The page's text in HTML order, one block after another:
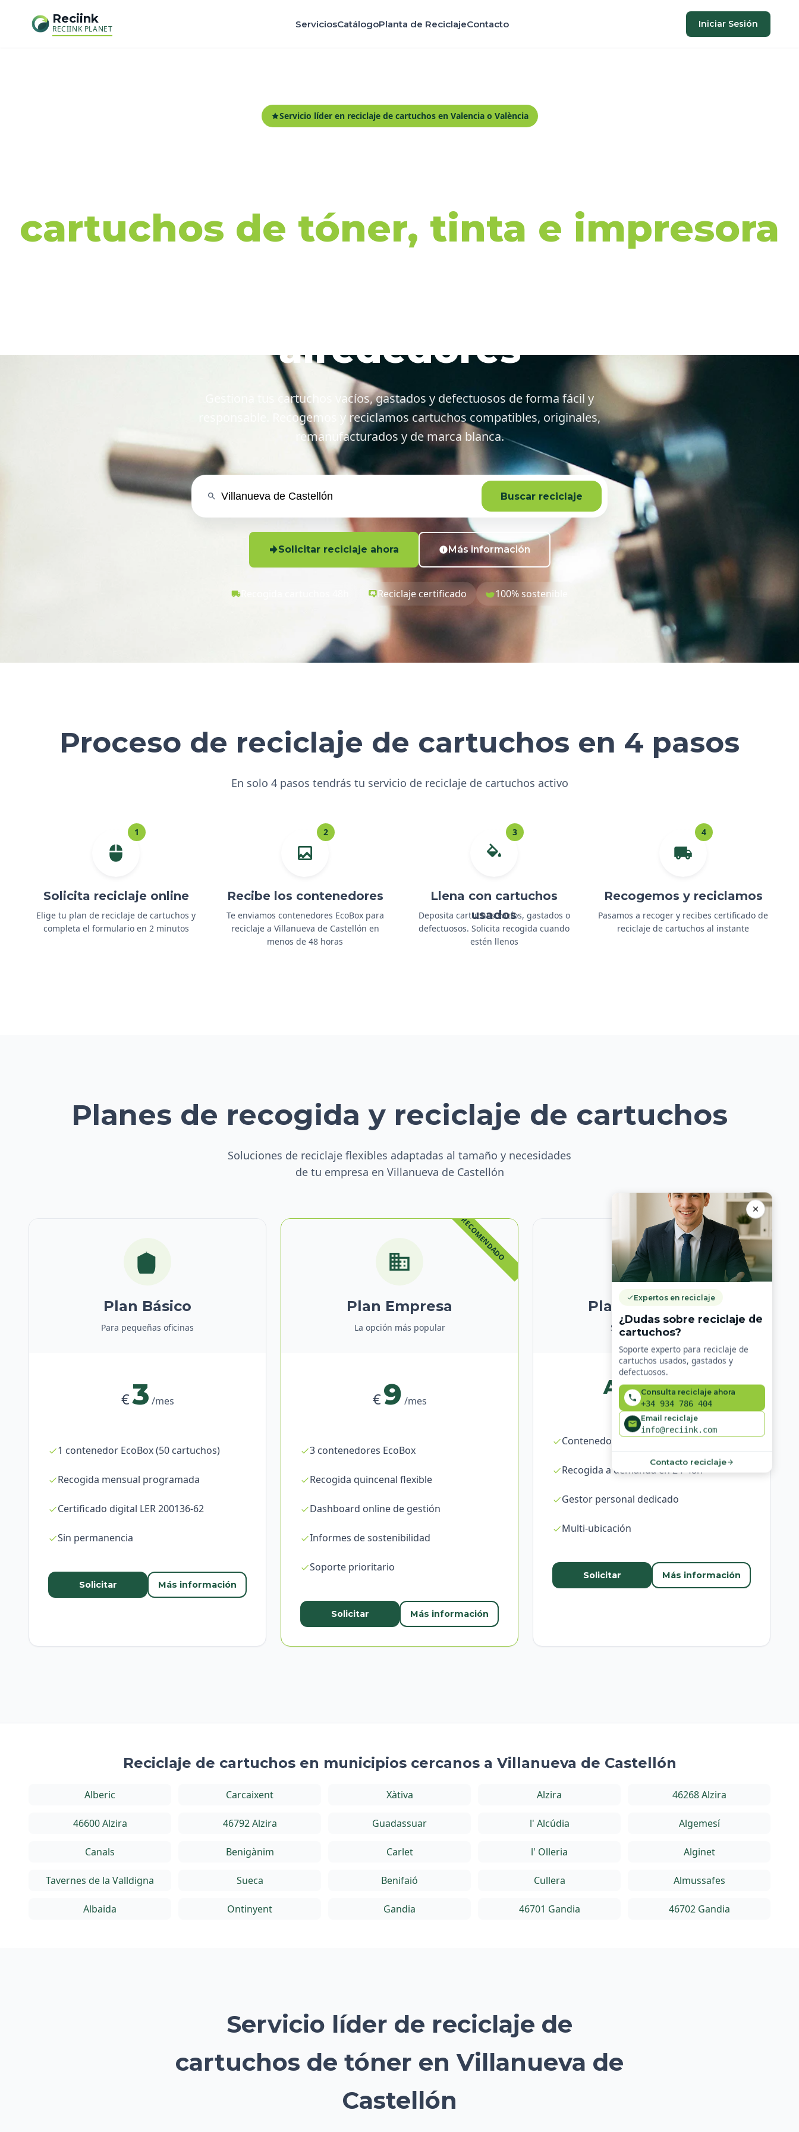
Reciink
RECIINK PLANET ServiciosCatálogoPlanta de ReciclajeContacto Iniciar Sesión
Servicio líder en reciclaje de cartuchos en Valencia o València
cartuchos de tóner, tinta e impresora
alrededores
Gestiona tus cartuchos vacíos, gastados y defectuosos de forma fácil y
responsable. Recogemos y reciclamos cartuchos compatibles, originales,
remanufacturados y de marca blanca.
Buscar reciclaje
Solicitar reciclaje ahora Más información
Reciclaje certificado 100% sostenible
Proceso de reciclaje de cartuchos en 4 pasos
En solo 4 pasos tendrás tu servicio de reciclaje de cartuchos activo
1
Solicita reciclaje online
Elige tu plan de reciclaje de cartuchos y
completa el formulario en 2 minutos
2
Recibe los contenedores
Te enviamos contenedores EcoBox para
reciclaje a Villanueva de Castellón en
menos de 48 horas
3
Llena con cartuchos
usados
Deposita cartuchos vacíos, gastados o
defectuosos. Solicita recogida cuando
estén llenos
4
Recogemos y reciclamos
Pasamos a recoger y recibes certificado de
reciclaje de cartuchos al instante
Planes de recogida y reciclaje de cartuchos
Soluciones de reciclaje flexibles adaptadas al tamaño y necesidades
de tu empresa en Villanueva de Castellón
Plan Básico
Para pequeñas oficinas
€3 /mes
1 contenedor EcoBox (50 cartuchos)
Recogida mensual programada
Certificado digital LER 200136-62
Sin permanencia
Solicitar Más información
Plan Empresa
La opción más popular
€9 /mes
3 contenedores EcoBox
Recogida quincenal flexible
Dashboard online de gestión
Informes de sostenibilidad
Soporte prioritario
Solicitar Más información
Plan Corporativo
Soluciones a medida
A medida
Contenedores ilimitados
Recogida a demanda en 24-48h
Gestor personal dedicado
Multi-ubicación
Solicitar Más información
Reciclaje de cartuchos en municipios cercanos a Villanueva de Castellón
Alberic Carcaixent Xàtiva Alzira 46268 Alzira
46600 Alzira 46792 Alzira Guadassuar l' Alcúdia Algemesí
Canals Benigànim Carlet l' Olleria Alginet
Tavernes de la Valldigna Sueca Benifaió Cullera Almussafes
Albaida Ontinyent Gandia 46701 Gandia 46702 Gandia
Servicio líder de reciclaje de
cartuchos de tóner en Villanueva de
Castellón
Expertos en reciclaje
¿Dudas sobre reciclaje de
cartuchos?
Soporte experto para reciclaje de
cartuchos usados, gastados y
defectuosos.
Consulta reciclaje ahora
+34 934 786 404
Email reciclaje
info@reciink.com
Contacto reciclaje